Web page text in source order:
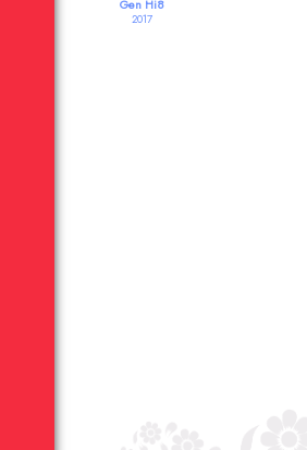
Gen Hi8
2017